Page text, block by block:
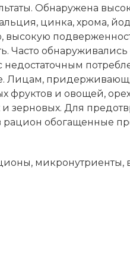
Обнаружена
цинка, хрома,
высокую
Часто обнаруживались
Лицам,
фруктов и овощей,
зерновых. Для
рацион обогащенные
микронутриенты,